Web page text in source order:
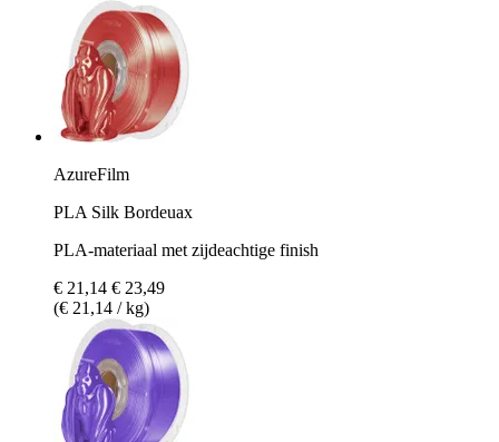
AzureFilm
PLA Silk Bordeuax
PLA-materiaal met zijdeachtige finish
€ 21,14 € 23,49
(€ 21,14 / kg)